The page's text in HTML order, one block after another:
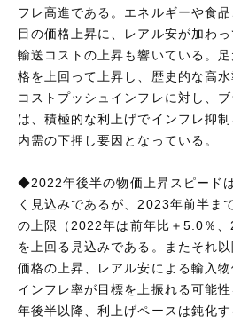
フレ高進である。エネルギーや食
目の価格上昇に、レアル安が加わ
輸送コストの上昇も響いている。
格を上回って上昇し、歴史的な高
コストプッシュインフレに対し、
は、積極的な利上げでインフレ抑
内需の下押し要因となっている。
◆2022年後半の物価上昇スピード
く見込みであるが、2023年前半ま
の上限（2022年は前年比＋5.0％、
を上回る見込みである。またそれ
価格の上昇、レアル安による輸入物
インフレ率が目標を上振れる可能
年後半以降、利上げペースは鈍化